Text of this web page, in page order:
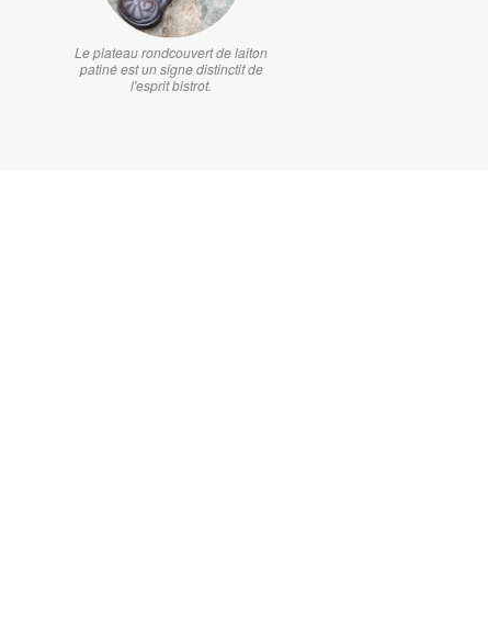
Le plateau rondcouvert de laiton
patiné est un signe distinctif de
l'esprit bistrot.